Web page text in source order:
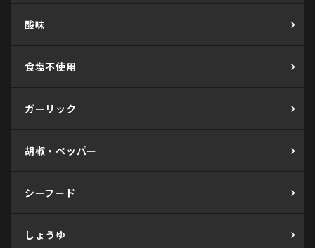
酸味
食塩不使用
ガーリック
胡椒・ペッパー
シーフード
しょうゆ